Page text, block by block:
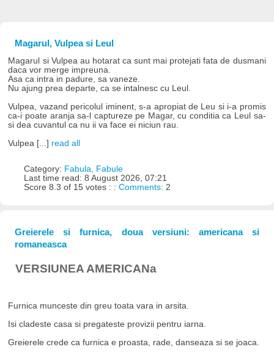
Magarul, Vulpea si Leul
Magarul si Vulpea au hotarat ca sunt mai protejati fata de dusmani
daca vor merge impreuna.
Asa ca intra in padure, sa vaneze.
Nu ajung prea departe, ca se intalnesc cu Leul.
Vulpea, vazand pericolul iminent, s-a apropiat de Leu si i-a promis
ca-i poate aranja sa-l captureze pe Magar, cu conditia ca Leul sa-
si dea cuvantul ca nu ii va face ei niciun rau.
Vulpea [...] read all
Category: Fabula, Fabule
Last time read: 8 August 2026, 07:21
Score 8.3 of 15 votes : : Comments: 2
Greierele si furnica, doua versiuni: americana si
romaneasca
VERSIUNEA AMERICANa
Furnica munceste din greu toata vara in arsita.
Isi cladeste casa si pregateste provizii pentru iarna.
Greierele crede ca furnica e proasta, rade, danseaza si se joaca.